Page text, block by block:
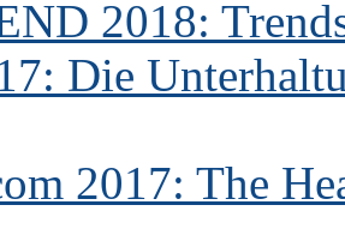
2018:
Die
2017: The